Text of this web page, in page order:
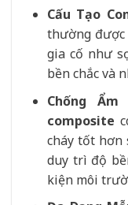
Cấu Tạo
thường
gia cố như
bền chắc và
Chống Ẩm
composite
cháy tốt hơn
duy trì độ
kiện môi